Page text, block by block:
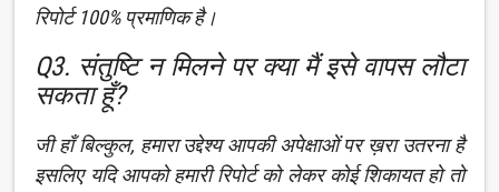
रिपोर्ट 100% प्रमाणिक है।
Q3. संतुष्टि न मिलने पर क्या मैं इसे वापस लौटा
सकता हूँ?
जी हाँ बिल्कुल, हमारा उद्देश्य आपकी अपेक्षाओं पर ख़रा उतरना है
इसलिए यदि आपको हमारी रिपोर्ट को लेकर कोई शिकायत हो तो